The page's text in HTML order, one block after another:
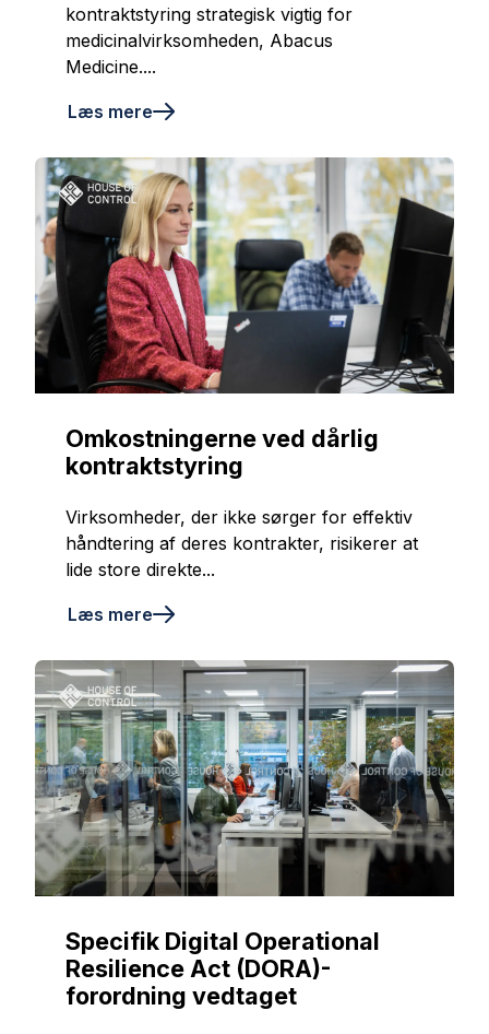
kontraktstyring strategisk vigtig for
medicinalvirksomheden, Abacus
Medicine....
Læs mere
Omkostningerne ved dårlig
kontraktstyring
Virksomheder, der ikke sørger for effektiv
håndtering af deres kontrakter, risikerer at
lide store direkte...
Læs mere
Specifik Digital Operational
Resilience Act (DORA)-
forordning vedtaget